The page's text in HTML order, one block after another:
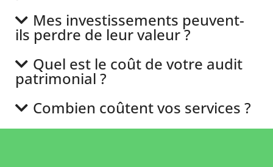
Mes investissements peuvent-
ils perdre de leur valeur ?
Quel est le coût de votre audit
patrimonial ?
Combien coûtent vos services ?